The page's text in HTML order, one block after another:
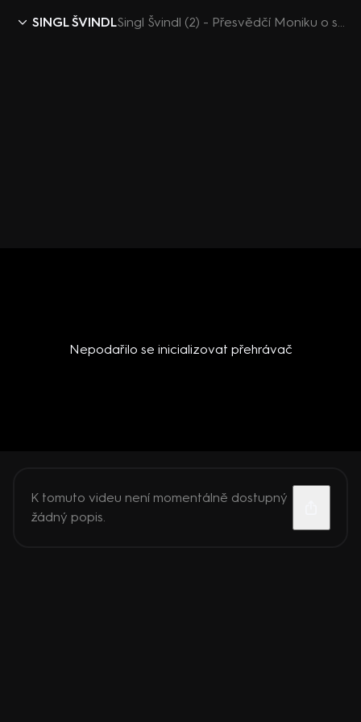
SINGL ŠVINDL Singl Švindl (2) - Přesvědčí Moniku o svobodě kaskadér Radek?
Nepodařilo se inicializovat přehrávač
K tomuto videu není momentálně dostupný
žádný popis.